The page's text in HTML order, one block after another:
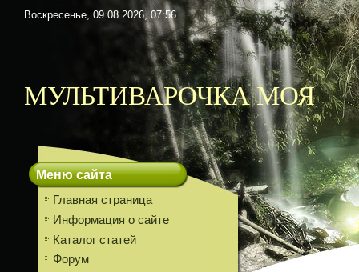
Воскресенье, 09.08.2026, 07:56
МУЛЬТИВАРОЧКА МОЯ
Меню сайта
Главная страница
Информация о сайте
Каталог статей
Форум